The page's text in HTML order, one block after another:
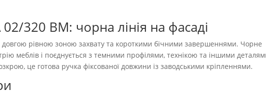
320 BM: чорна лінія на фасаді
рівною зоною захвату та короткими бічними завершеннями. Чорне
меблів і поєднується з темними профілями, технікою та іншими
це готова ручка фіксованої довжини із заводськими кріпленнями.